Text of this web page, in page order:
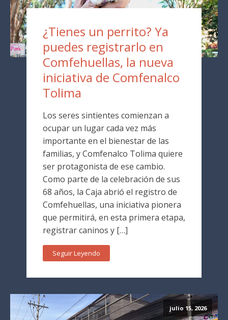
¿Tienes un perrito? Ya
puedes registrarlo en
Comfehuellas, la nueva
iniciativa de Comfenalco
Tolima
Los seres sintientes comienzan a
ocupar un lugar cada vez más
importante en el bienestar de las
familias, y Comfenalco Tolima quiere
ser protagonista de ese cambio.
Como parte de la celebración de sus
68 años, la Caja abrió el registro de
Comfehuellas, una iniciativa pionera
que permitirá, en esta primera etapa,
registrar caninos y […]
Seguir Leyendo
julio 15, 2026